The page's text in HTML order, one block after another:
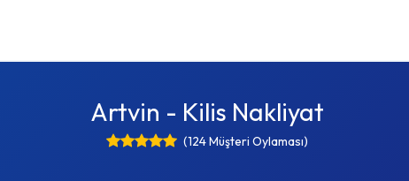
Artvin - Kilis Nakliyat
(124 Müşteri Oylaması)